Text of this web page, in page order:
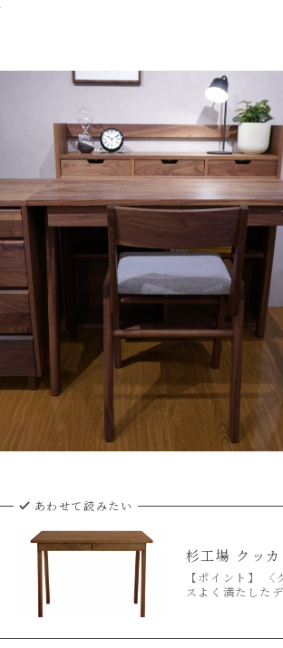
あわせて読みたい
杉工場 クッ
【ポイント】
スよく満たした